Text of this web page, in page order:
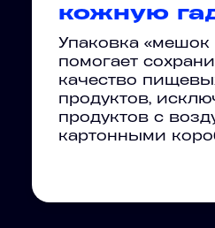
кожную
Упаковка «мешок
помогает
качество
продуктов,
продуктов с
картонными